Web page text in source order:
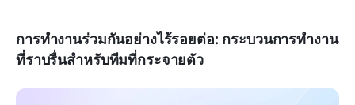
การทำงานร่วมกันอย่างไร้รอยต่อ: กระบวนการทำงาน
ที่ราบรื่นสำหรับทีมที่กระจายตัว